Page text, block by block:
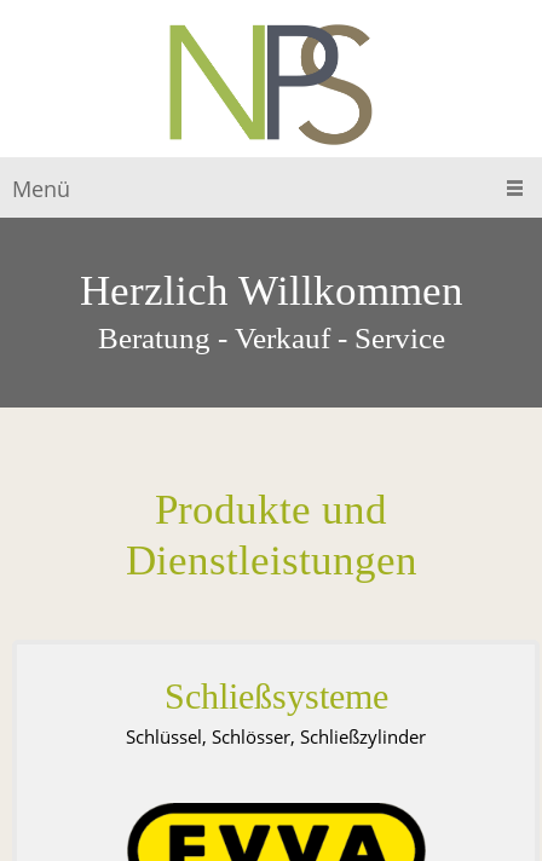
Menü
Herzlich Willkommen
Beratung - Verkauf - Service
Produkte und
Dienstleistungen
Schließsysteme
Schlüssel, Schlösser, Schließzylinder